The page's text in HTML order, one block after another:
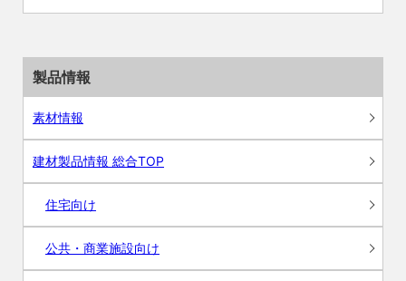
製品情報
素材情報
建材製品情報 総合TOP
住宅向け
公共・商業施設向け